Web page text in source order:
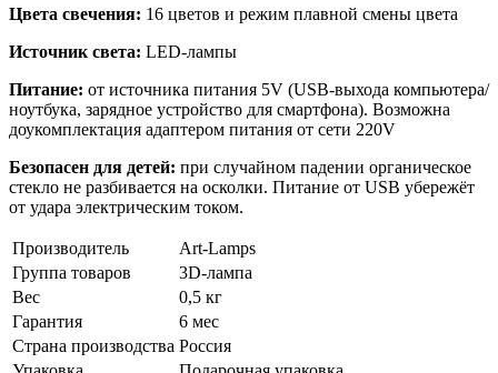
Цвета свечения: 16 цветов и режим плавной смены цвета
Источник света: LED-лампы
Питание: от источника питания 5V (USB-выхода компьютера/
ноутбука, зарядное устройство для смартфона). Возможна
доукомплектация адаптером питания от сети 220V
Безопасен для детей: при случайном падении органическое
стекло не разбивается на осколки. Питание от USB убережёт
от удара электрическим током.
Производитель
Art-Lamps
Группа товаров
3D-лампа
Вес
0,5 кг
Гарантия
6 мес
Страна производства Россия